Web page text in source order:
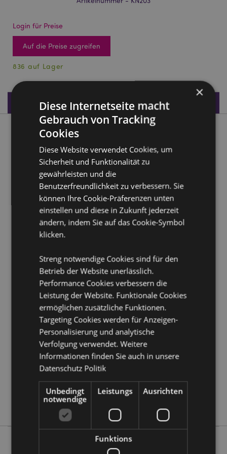
Login für Preise
Auf die Preise zugreifen
836 auf Lager
Produktdaten
Produktbeschreibung
Mittelalter Kreuzritter Dekorativer Kelch
Material:Harz und Edelstahl
Produktinformation:Nur für dekorative Zwecke.
Pflegehinweis:
abwischen
Produkttressourcen:
erfahren?Dann lesen Sie unserenLeitfaden für
Kundeninformationen.
Produktattribute
Information
18x7.5x7.5cm
5055071757389
24
0.318000
Keine
Keine
×
Diese Internetseite macht
Gebrauch von Tracking
Cookies
Diese Website verwendet Cookies, um
Sicherheit und Funktionalität zu
gewährleisten und die
Benutzerfreundlichkeit zu verbessern. Sie
können Ihre Cookie-Präferenzen unten
einstellen und diese in Zukunft jederzeit
ändern, indem Sie auf das Cookie-Symbol
klicken.
Streng notwendige Cookies sind für den
Betrieb der Website unerlässlich.
Performance Cookies verbessern die
Leistung der Website. Funktionale Cookies
ermöglichen zusätzliche Funktionen.
Targeting Cookies werden für Anzeigen-
Personalisierung und analytische
Verfolgung verwendet. Weitere
Informationen finden Sie auch in unsere
Datenschutz Politik
Unbedingt
notwendige
Leistungs Ausrichten
Funktions